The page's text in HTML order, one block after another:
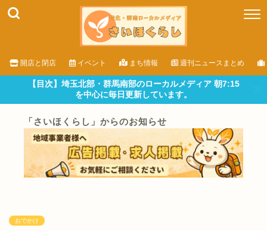
開店と閉店 イベント まち情報 週刊ニュースまとめ
【目次】埼玉北部・群馬南部のローカルメディア 朝7:15
を中心に毎日更新しています。
「さいほくらし」からのお知らせ
おでかけ